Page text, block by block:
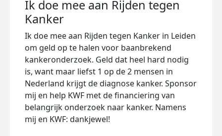
Ik doe mee aan Rijden tegen
Kanker
Ik doe mee aan Rijden tegen Kanker in Leiden
om geld op te halen voor baanbrekend
kankeronderzoek. Geld dat heel hard nodig
is, want maar liefst 1 op de 2 mensen in
Nederland krijgt de diagnose kanker. Sponsor
mij en help KWF met de financiering van
belangrijk onderzoek naar kanker. Namens
mij en KWF: dankjewel!